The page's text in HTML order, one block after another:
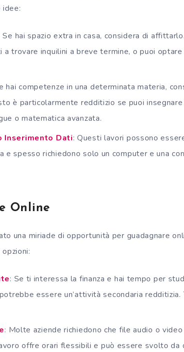
idee:
Se hai spazio extra in casa, considera di
a trovare inquilini a breve termine, o puoi
hai competenze in una determinata materia,
è particolarmente redditizio se puoi
o matematica avanzata.
Inserimento Dati: Questi lavori possono
e spesso richiedono solo un computer e una
Online
una miriade di opportunità per guadagnare
: Se ti interessa la finanza e hai tempo per
essere un’attività secondaria redditizia.
: Molte aziende richiedono che file audio o
offre orari flessibili e può essere svolto da